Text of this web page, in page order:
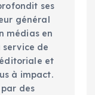
ses
général
médias en
service de
et
à impact.
des